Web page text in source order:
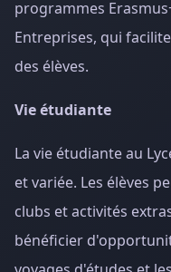
programmes
Entreprises, qui
des élèves.
Vie étudiante
La vie étudiante au
et variée. Les élèves
clubs et activités
bénéficier